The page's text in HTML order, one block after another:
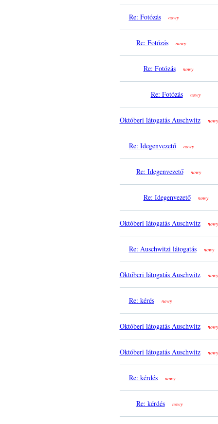
Re: Fotózás nowy
Re: Fotózás nowy
Re: Fotózás nowy
Re: Fotózás nowy
Októberi látogatás Auschwitz nowy
Re: Idegenvezető nowy
Re: Idegenvezető nowy
Re: Idegenvezető nowy
Októberi látogatás Auschwitz nowy
Re: Auschwitzi látogatás nowy
Októberi látogatás Auschwitz nowy
Re: kérés nowy
Októberi látogatás Auschwitz nowy
Októberi látogatás Auschwitz nowy
Re: kérdés nowy
Re: kérdés nowy